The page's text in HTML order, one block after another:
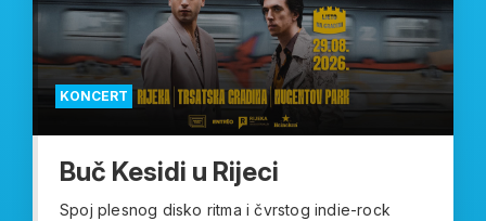
KONCERT
Buč Kesidi u Rijeci
Spoj plesnog disko ritma i čvrstog indie-rock